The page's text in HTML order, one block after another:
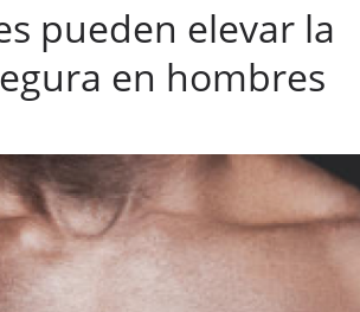
pueden elevar la
en hombres